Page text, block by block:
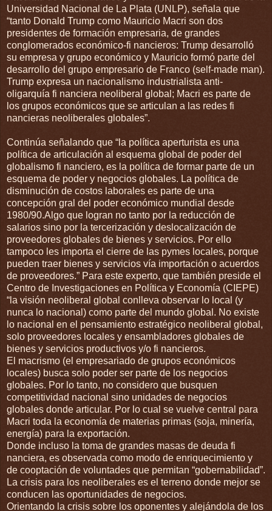
Universidad Nacional de La Plata (UNLP), señala que
“tanto Donald Trump como Mauricio Macri son dos
presidentes de formación empresaria, de grandes
conglomerados económico-fi nancieros: Trump desarrolló
su empresa y grupo económico y Mauricio formó parte del
desarrollo del grupo empresario de Franco (self-made man).
Trump expresa un nacionalismo industrialista anti-
oligarquía fi nanciera neoliberal global; Macri es parte de
los grupos económicos que se articulan a las redes fi
nancieras neoliberales globales”.
Continúa señalando que “la política aperturista es una
política de articulación al esquema global de poder del
globalismo fi nanciero, es la política de formar parte de un
esquema de poder y negocios globales. La política de
disminución de costos laborales es parte de una
concepción gral del poder económico mundial desde
1980/90.Algo que logran no tanto por la reducción de
salarios sino por la tercerización y deslocalización de
proveedores globales de bienes y servicios. Por ello
tampoco les importa el cierre de las pymes locales, porque
pueden traer bienes y servicios vía importación o acuerdos
de proveedores.” Para este experto, que también preside el
Centro de Investigaciones en Política y Economía (CIEPE)
“la visión neoliberal global conlleva observar lo local (y
nunca lo nacional) como parte del mundo global. No existe
lo nacional en el pensamiento estratégico neoliberal global,
solo proveedores locales y ensambladores globales de
bienes y servicios productivos y/o fi nancieros.
El macrismo (el empresariado de grupos económicos
locales) busca solo poder ser parte de los negocios
globales. Por lo tanto, no considero que busquen
competitividad nacional sino unidades de negocios
globales donde articular. Por lo cual se vuelve central para
Macri toda la economía de materias primas (soja, minería,
energía) para la exportación.
Donde incluso la toma de grandes masas de deuda fi
nanciera, es observada como modo de enriquecimiento y
de cooptación de voluntades que permitan “gobernabilidad”.
La crisis para los neoliberales es el terreno donde mejor se
conducen las oportunidades de negocios.
Orientando la crisis sobre los oponentes y alejándola de los